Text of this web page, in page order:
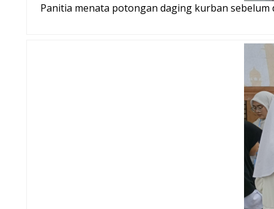
Panitia menata potongan daging kurban sebelum